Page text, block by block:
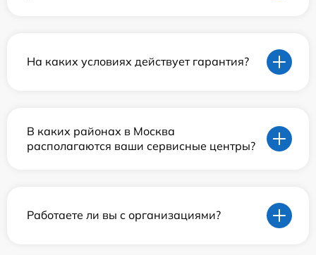
На каких условиях действует гарантия?
В каких районах в Москва
располагаются ваши сервисные центры?
Работаете ли вы с организациями?